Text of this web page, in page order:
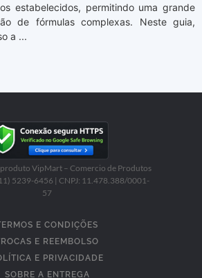
estabelecidos, permitindo uma grande
de fórmulas complexas. Neste guia,
a ...
produto VipMart – Comercio de Produtos
5239-6456 | CNPJ: 11.478.388/0001-
57
E CONDIÇÕES
E REEMBOLSO
E PRIVACIDADE
SOBRE A ENTREGA